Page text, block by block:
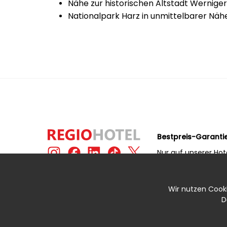
Nähe zur historischen Altstadt
Nationalpark Harz in unmittelbarer
Wir nutzen
Bestpreis-
Nur auf unserer
erhalten Sie
Preis!